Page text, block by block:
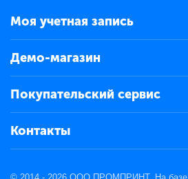
Моя учетная запись
Демо-магазин
Покупательский сервис
Контакты